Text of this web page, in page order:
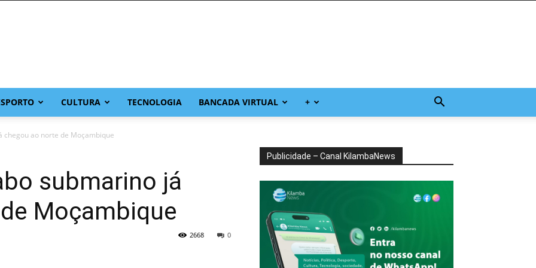
CULTURA TECNOLOGIA BANCADA VIRTUAL +
chegou ao norte de Moçambique
submarino já
Moçambique
0
2668
Publicidade – Canal KilambaNews